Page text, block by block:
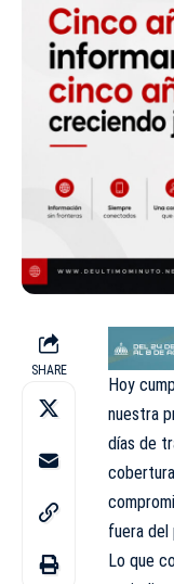
SHARE
Hoy
nuestra
días de
fuera del
Lo que